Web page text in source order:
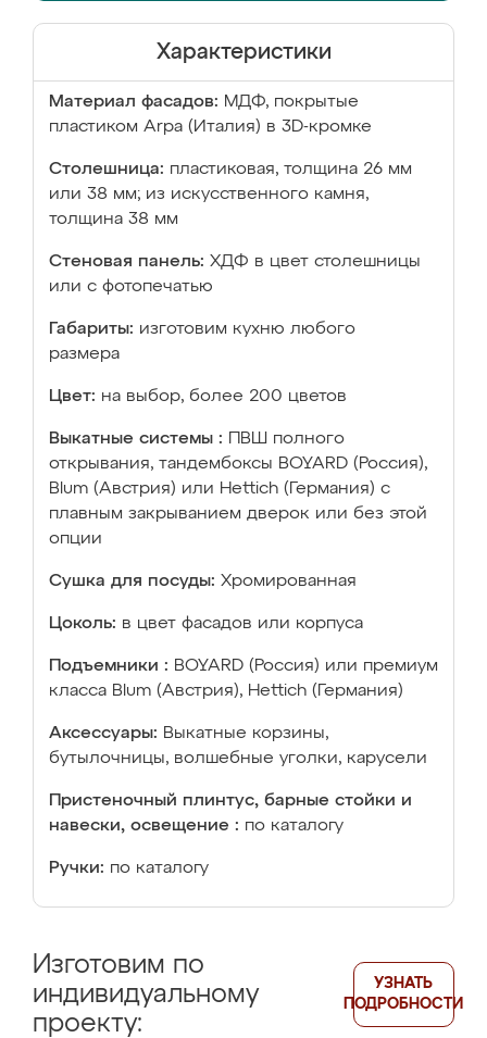
Характеристики
Материал фасадов: МДФ, покрытые
пластиком Arpa (Италия) в 3D-кромке
Столешница: пластиковая, толщина 26 мм
или 38 мм; из искусственного камня,
толщина 38 мм
Стеновая панель: ХДФ в цвет столешницы
или с фотопечатью
Габариты: изготовим кухню любого
размера
Цвет: на выбор, более 200 цветов
Выкатные системы :
ПВШ полного
открывания, тандембоксы BOYARD (Россия),
Blum (Австрия) или Hettich (Германия) с
плавным закрыванием дверок или без этой
опции
Сушка для посуды: Хромированная
Цоколь: в цвет фасадов или корпуса
Подъемники : BOYARD (Россия) или премиум
класса Blum (Австрия), Hettich (Германия)
Аксессуары: Выкатные корзины,
бутылочницы, волшебные уголки, карусели
Пристеночный плинтус, барные стойки и
навески, освещение : по каталогу
Ручки: по каталогу
Изготовим по
индивидуальному
проекту:
УЗНАТЬ
ПОДРОБНОСТИ